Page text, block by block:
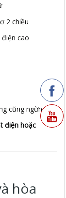
2 chiều
cao
cũng ngừng)
điện hoặc
hòa